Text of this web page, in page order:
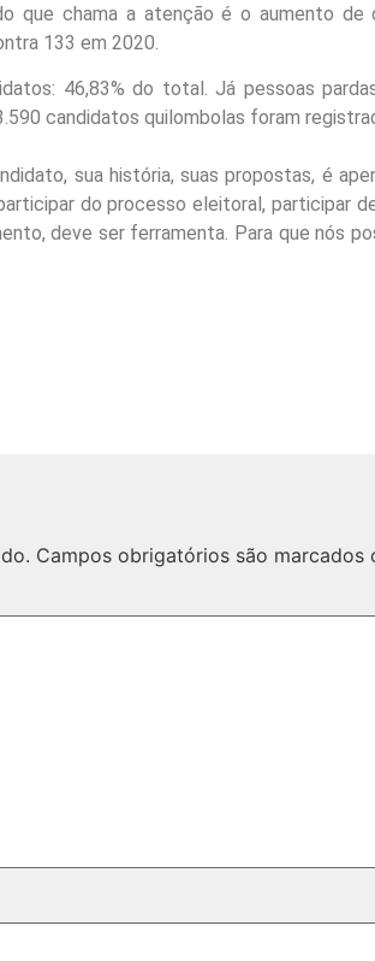
que chama a atenção é o aumento de
133 em 2020.
46,83% do total. Já pessoas
candidatos quilombolas foram
sua história, suas propostas, é
do processo eleitoral, participar
deve ser ferramenta. Para que nós
Campos obrigatórios são marcados